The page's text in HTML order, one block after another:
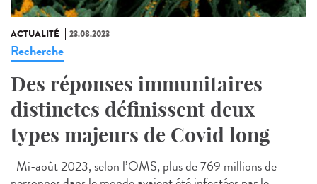
ACTUALITÉ 23.08.2023
Recherche
Des réponses immunitaires
distinctes définissent deux
types majeurs de Covid long
Mi-août 2023, selon l’OMS, plus de 769 millions de